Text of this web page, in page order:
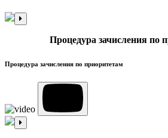
Процедура зачисления по
Процедура зачисления по приоритетам